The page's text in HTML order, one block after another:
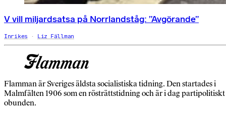
V vill miljardsatsa på Norrlandståg: ”Avgörande”
Inrikes Liz Fällman
Flamman är Sveriges äldsta socialistiska tidning. Den startades i
Malmfälten 1906 som en rösträttstidning och är i dag partipolitiskt
obunden.